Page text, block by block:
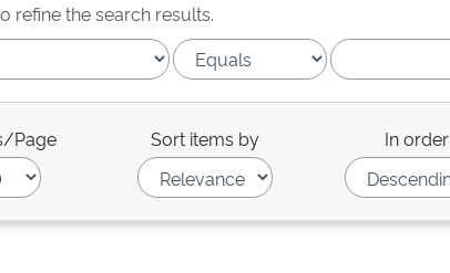
refine the search results.
Page Sort items by In order